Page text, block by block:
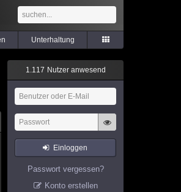
Unterhaltung
1.117 Nutzer anwesend
Einloggen
Passwort vergessen?
Konto erstellen